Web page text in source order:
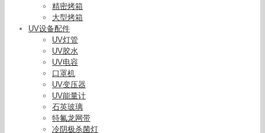
精密烤箱
大型烤箱
UV设备配件
UV灯管
UV胶水
UV电容
口罩机
UV变压器
UV能量计
石英玻璃
特氟龙网带
冷阴极杀菌灯
手提式光固化机_uv光固化机小型uv光固机2000w